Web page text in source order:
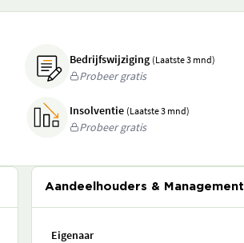
Bedrijfswijziging (Laatste 3 mnd)
Probeer gratis
Insolventie (Laatste 3 mnd)
Probeer gratis
Aandeelhouders & Management
Eigenaar